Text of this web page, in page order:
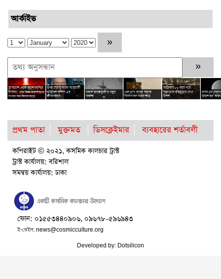
আর্কাইভ
ব্ল্যাকহোল থেকে আলোকরশ্মির
নির্গমন! পূর্ণতা মিলল আইনস্টাইনের
সাধারণ আপেক্ষিকতা তত্ত্বের
প্রথম চন্দ্রাভিযানের নভোচারী
মাইকেল কলিন্স এর
জীবনাবসান
মঙ্গলে ইনজেনুইটি’র নতুন
সাফল্য
শুক্র গ্রহে প্রাণের সম্ভাব্য
নির্দেশকের সন্ধান লাভ
আফ্রিকায় ৫০ বছর পরে
নতুনভাবে হস্তিছুঁচোর দেখা
মিলল
বামন গ্রহ
উজ্জ্বলতার
প্রথম পাতা মুক্তমত ডিসক্লেইমার ব্যবহারের শর্তাবলী
কপিরাইট © ২০২১, কসমিক কালচার ট্রাস্ট
ট্রাস্ট কার্যালয়: বরিশাল
সমন্বয় কার্যালয়: ঢাকা
ফোন: ০১৫৫৩৪৪০৯০৬, ০৯৬৭৮-৫৯৬৯৪৩
ই-মেইল: news@cosmicculture.org
Developed by: Dotsilicon